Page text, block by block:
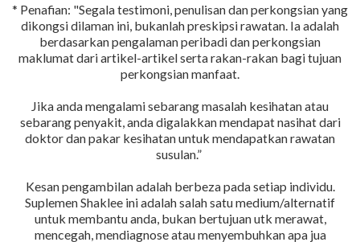
* Penafian: "Segala testimoni, penulisan dan perkongsian yang
dikongsi dilaman ini, bukanlah preskipsi rawatan. Ia adalah
berdasarkan pengalaman peribadi dan perkongsian
maklumat dari artikel-artikel serta rakan-rakan bagi tujuan
perkongsian manfaat.
Jika anda mengalami sebarang masalah kesihatan atau
sebarang penyakit, anda digalakkan mendapat nasihat dari
doktor dan pakar kesihatan untuk mendapatkan rawatan
susulan.”
Kesan pengambilan adalah berbeza pada setiap individu.
Suplemen Shaklee ini adalah salah satu medium/alternatif
untuk membantu anda, bukan bertujuan utk merawat,
mencegah, mendiagnose atau menyembuhkan apa jua